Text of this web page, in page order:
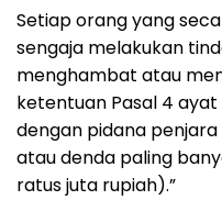
Setiap orang yang
sengaja melakukan
menghambat atau
ketentuan Pasal 4
dengan pidana
atau denda paling
ratus juta rupiah).”